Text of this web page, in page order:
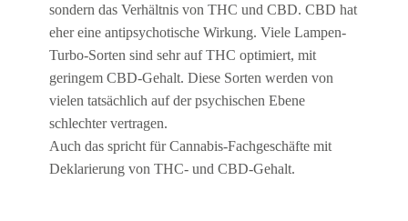
sondern das Verhältnis von THC und CBD. CBD hat
eher eine antipsychotische Wirkung. Viele Lampen-
Turbo-Sorten sind sehr auf THC optimiert, mit
geringem CBD-Gehalt. Diese Sorten werden von
vielen tatsächlich auf der psychischen Ebene
schlechter vertragen.
Auch das spricht für Cannabis-Fachgeschäfte mit
Deklarierung von THC- und CBD-Gehalt.